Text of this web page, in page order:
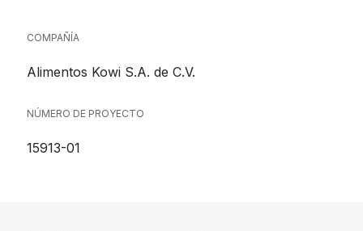
COMPAÑÍA
Alimentos Kowi S.A. de C.V.
NÚMERO DE PROYECTO
15913-01